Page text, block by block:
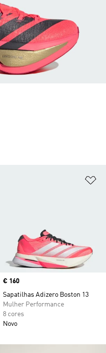
Price
€ 160
Sapatilhas Adizero Boston 13
Mulher Performance
8 cores
Novo